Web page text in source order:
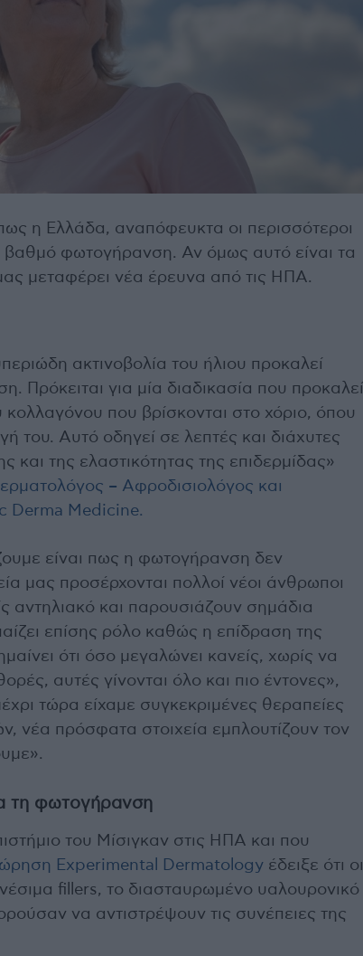
η Ελλάδα, αναπόφευκτα οι περισσότεροι
φωτογήρανση. Αν όμως αυτό είναι τα
μεταφέρει νέα έρευνα από τις ΗΠΑ.
ακτινοβολία του ήλιου προκαλεί
για μία διαδικασία που προκαλεί
που βρίσκονται στο χόριο, όπου
του. Αυτό οδηγεί σε λεπτές και διάχυτες
και της ελαστικότητας της επιδερμίδας»
– Αφροδισιολόγος και
Derma Medicine.
είναι πως η φωτογήρανση δεν
μας προσέρχονται πολλοί νέοι άνθρωποι
αντηλιακό και παρουσιάζουν σημάδια
επίσης ρόλο καθώς η επίδραση της
ότι όσο μεγαλώνει κανείς, χωρίς να
αυτές γίνονται όλο και πιο έντονες»,
τώρα είχαμε συγκεκριμένες θεραπείες
νέα πρόσφατα στοιχεία εμπλουτίζουν τον
τη φωτογήρανση
του Μίσιγκαν στις ΗΠΑ και που
Experimental Dermatology έδειξε ότι οι
fillers, το διασταυρωμένο υαλουρονικό
να αντιστρέψουν τις συνέπειες της